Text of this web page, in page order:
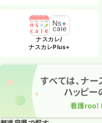
ナスカレ/
ナスカレPlus+